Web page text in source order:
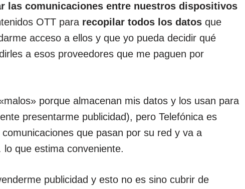
las comunicaciones entre nuestros dispositivos
OTT para recopilar todos los datos que
acceso a ellos y que yo pueda decidir qué
a esos proveedores que me paguen por
porque almacenan mis datos y los usan para
presentarme publicidad), pero Telefónica es
que pasan por su red y va a
que estima conveniente.
publicidad y esto no es sino cubrir de